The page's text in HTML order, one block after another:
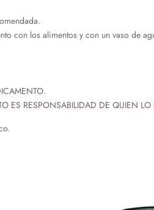
con los alimentos y con un vaso de
ES RESPONSABILIDAD DE QUIEN